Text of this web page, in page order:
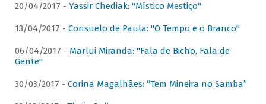
20/04/2017 - Yassir Chediak: "Místico Mestiço"
13/04/2017 - Consuelo de Paula: "O Tempo e o Branco"
06/04/2017 - Marlui Miranda: "Fala de Bicho, Fala de
Gente"
30/03/2017 - Corina Magalhães: “Tem Mineira no Samba”